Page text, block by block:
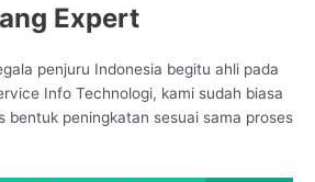
Expert
penjuru Indonesia begitu ahli pada
Info Technologi, kami sudah biasa
bentuk peningkatan sesuai sama proses